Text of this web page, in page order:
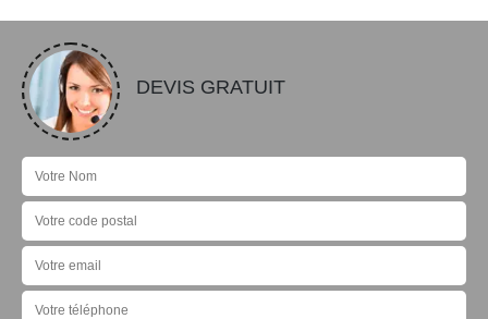
DEVIS GRATUIT